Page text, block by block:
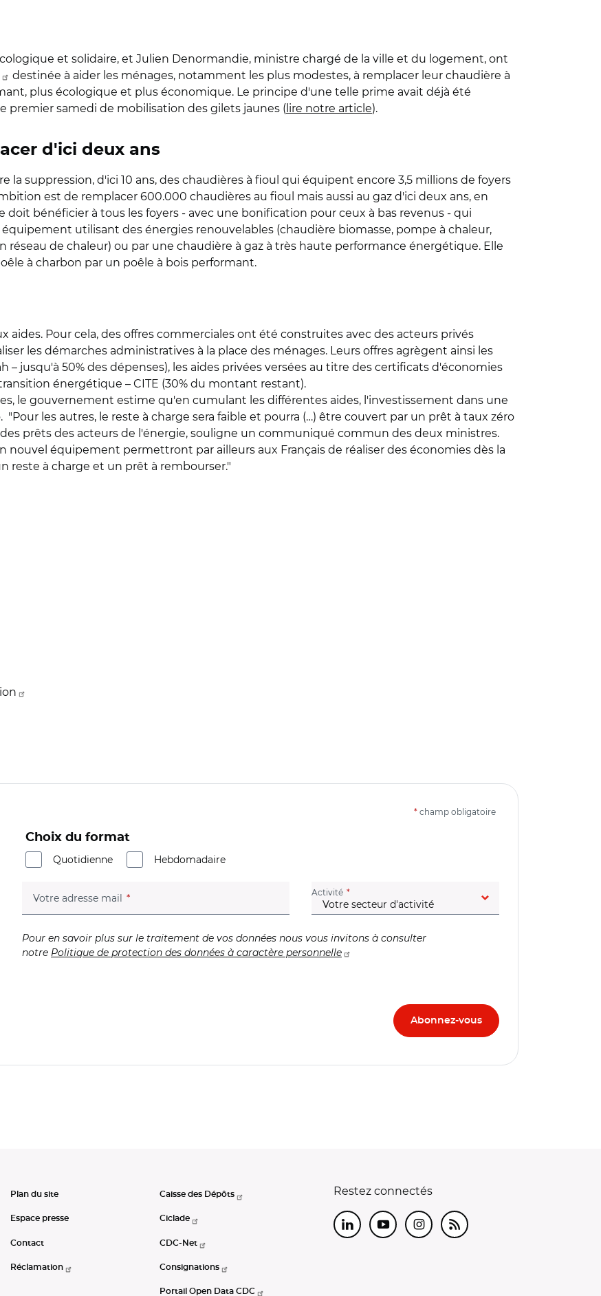
et solidaire, et Julien Denormandie, ministre chargé de la ville et du logement, ont
destinée à aider les ménages, notamment les plus modestes, à remplacer leur chaudière à
plus écologique et plus économique. Le principe d'une telle prime avait déjà été
premier samedi de mobilisation des gilets jaunes ( lire notre article).
d'ici deux ans
la suppression, d'ici 10 ans, des chaudières à fioul qui équipent encore 3,5 millions de foyers
est de remplacer 600.000 chaudières au fioul mais aussi au gaz d'ici deux ans, en
doit bénéficier à tous les foyers - avec une bonification pour ceux à bas revenus - qui
utilisant des énergies renouvelables (chaudière biomasse, pompe à chaleur,
réseau de chaleur) ou par une chaudière à gaz à très haute performance énergétique. Elle
à charbon par un poêle à bois performant.
aides. Pour cela, des offres commerciales ont été construites avec des acteurs privés
les démarches administratives à la place des ménages. Leurs offres agrègent ainsi les
– jusqu'à 50% des dépenses), les aides privées versées au titre des certificats d'économies
énergétique – CITE (30% du montant restant).
le gouvernement estime qu'en cumulant les différentes aides, l'investissement dans une
les autres, le reste à charge sera faible et pourra (…) être couvert par un prêt à taux zéro
prêts des acteurs de l'énergie, souligne un communiqué commun des deux ministres.
nouvel équipement permettront par ailleurs aux Français de réaliser des économies dès la
reste à charge et un prêt à rembourser."
* champ obligatoire
Choix du format
Quotidienne
Hebdomadaire
Votre adresse mail (champ obligatoire) Activité (champ obligatoire)
Pour en savoir plus sur le traitement de vos données nous vous invitons à consulter
notre Politique de protection des données à caractère personnelle
Plan du site
Espace presse
Contact
Réclamation
Caisse des Dépôts
Ciclade
CDC-Net
Consignations
Portail Open Data CDC
Restez connectés
LinkedInYoutubeInstagram
RSS